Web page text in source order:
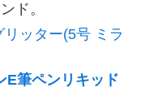
ド。
ッター(5号 ミラ
E筆ペンリキッド